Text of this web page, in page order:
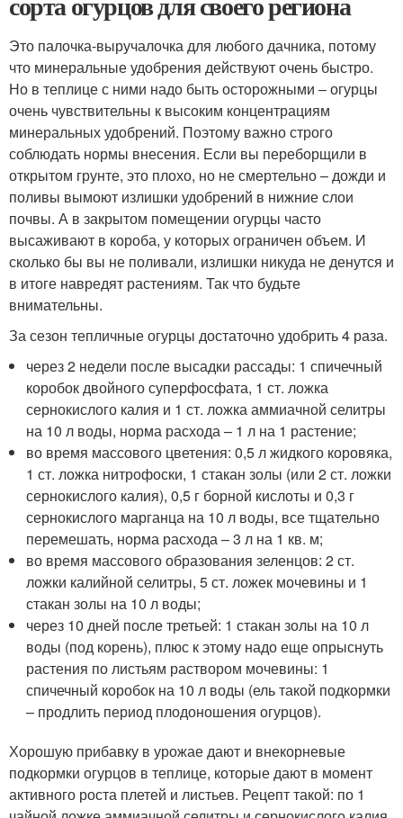
Это палочка-выручалочка для любого дачника, потому
что минеральные удобрения действуют очень быстро.
Но в теплице с ними надо быть осторожными – огурцы
очень чувствительны к высоким концентрациям
минеральных удобрений. Поэтому важно строго
соблюдать нормы внесения. Если вы переборщили в
открытом грунте, это плохо, но не смертельно – дожди и
поливы вымоют излишки удобрений в нижние слои
почвы. А в закрытом помещении огурцы часто
высаживают в короба, у которых ограничен объем. И
сколько бы вы не поливали, излишки никуда не денутся и
в итоге навредят растениям. Так что будьте
внимательны.
За сезон тепличные огурцы достаточно удобрить 4 раза.
через 2 недели после высадки рассады: 1 спичечный
коробок двойного суперфосфата, 1 ст. ложка
сернокислого калия и 1 ст. ложка аммиачной селитры
на 10 л воды, норма расхода – 1 л на 1 растение;
во время массового цветения: 0,5 л жидкого коровяка,
1 ст. ложка нитрофоски, 1 стакан золы (или 2 ст. ложки
сернокислого калия), 0,5 г борной кислоты и 0,3 г
сернокислого марганца на 10 л воды, все тщательно
перемешать, норма расхода – 3 л на 1 кв. м;
во время массового образования зеленцов: 2 ст.
ложки калийной селитры, 5 ст. ложек мочевины и 1
стакан золы на 10 л воды;
через 10 дней после третьей: 1 стакан золы на 10 л
воды (под корень), плюс к этому надо еще опрыснуть
растения по листьям раствором мочевины: 1
спичечный коробок на 10 л воды (ель такой подкормки
– продлить период плодоношения огурцов).
Хорошую прибавку в урожае дают и внекорневые
подкормки огурцов в теплице, которые дают в момент
активного роста плетей и листьев. Рецепт такой: по 1